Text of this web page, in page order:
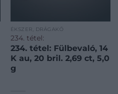
ÉKSZER, DRÁGAKŐ
234. tétel:
234. tétel: Fülbevaló, 14
K au, 20 bril. 2,69 ct, 5,0
g